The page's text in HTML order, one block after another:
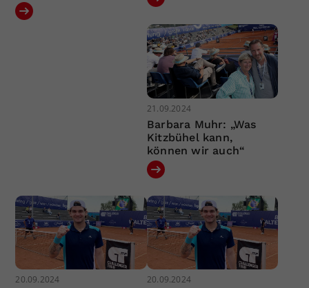
21.09.2024
Barbara Muhr: „Was
Kitzbühel kann,
können wir auch“
20.09.2024 20.09.2024